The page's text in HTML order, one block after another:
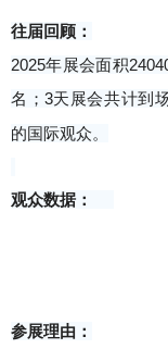
往届回顾：
2025年展会面积
名；3天展会共计到
的国际观众。
观众数据：
参展理由：